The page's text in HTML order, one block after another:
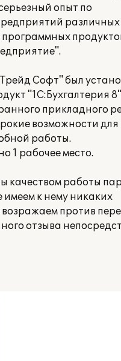
опыт по
различных
программных
Софт" был
"1С:Бухгалтерия
прикладного
возможности для
работы.
1 рабочее место.
качеством работы
к нему никаких
против
отзыва